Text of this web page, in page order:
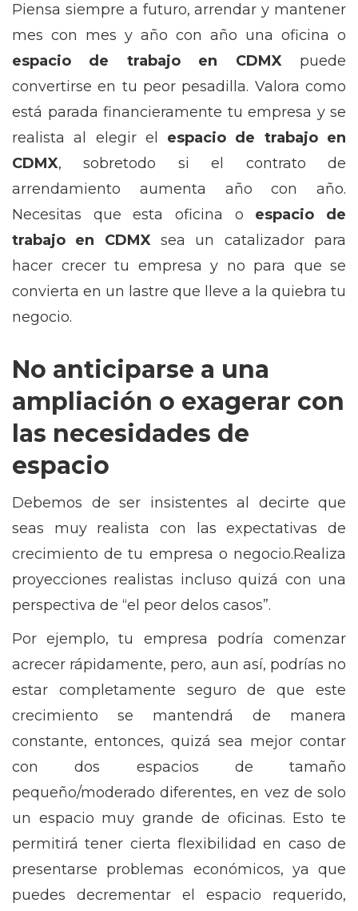
Piensa siempre a futuro, arrendar y mantener
mes con mes y año con año una oficina o
espacio de trabajo en CDMXpuede
convertirse en tu peor pesadilla. Valora como
está parada financieramente tu empresa y se
realista al elegir el espacio de trabajo en
CDMX, sobretodo si el contrato de
arrendamiento aumenta año con año.
Necesitas que esta oficina o espacio de
trabajo en CDMXsea un catalizador para
hacer crecer tu empresa y no para que se
convierta en un lastre que lleve a la quiebra tu
negocio.
No anticiparse a una
ampliación o exagerar con
las necesidades de
espacio
Debemos de ser insistentes al decirte que
seas muy realista con las expectativas de
crecimiento de tu empresa o negocio.Realiza
proyecciones realistas incluso quizá con una
perspectiva de “el peor delos casos”.
Por ejemplo, tu empresa podría comenzar
acrecer rápidamente, pero, aun así, podrías no
estar completamente seguro de que este
crecimiento se mantendrá de manera
constante, entonces, quizá sea mejor contar
con dos espacios de tamaño
pequeño/moderado diferentes, en vez de solo
un espacio muy grande de oficinas. Esto te
permitirá tener cierta flexibilidad en caso de
presentarse problemas económicos, ya que
puedes decrementar el espacio requerido,